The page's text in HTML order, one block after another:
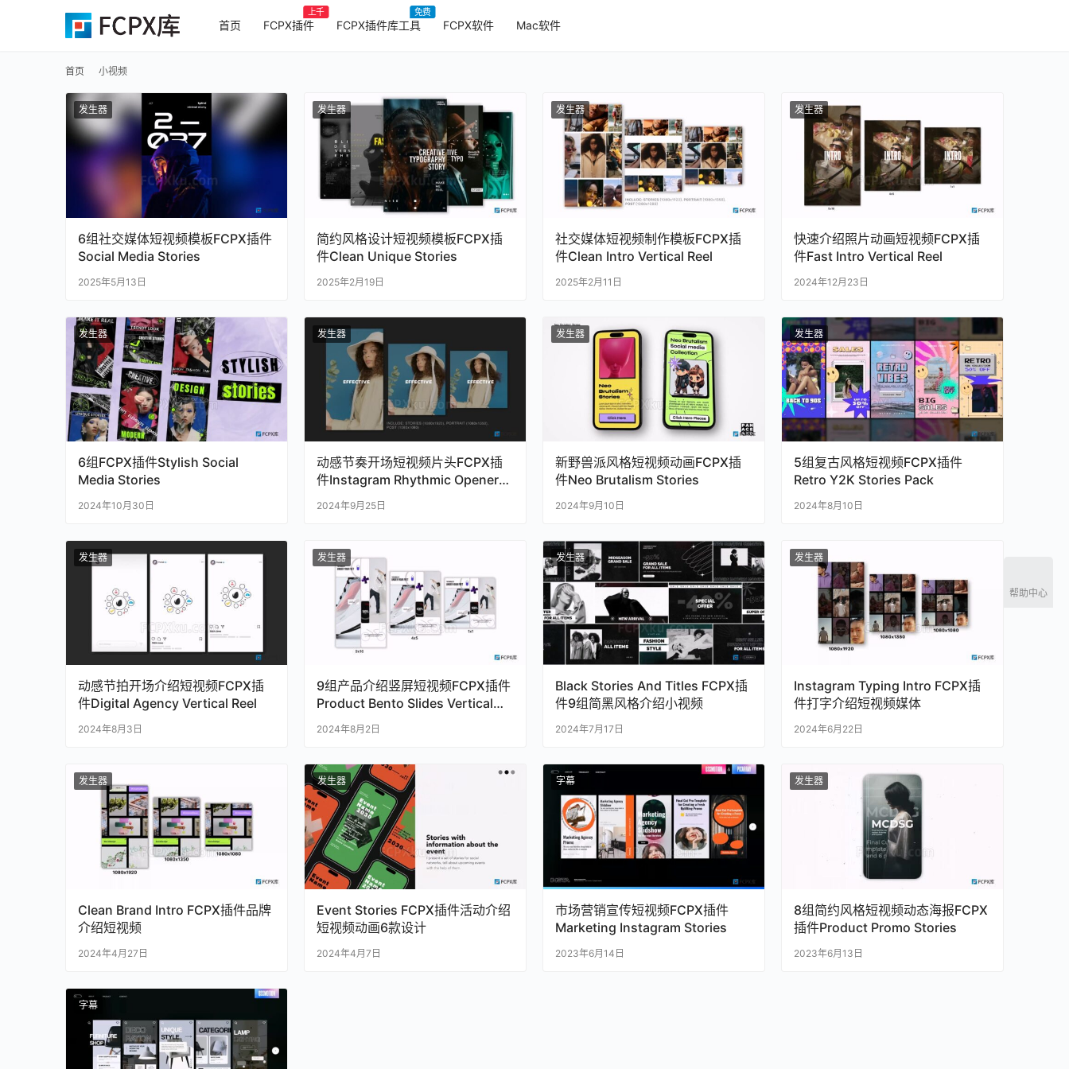
首页 FCPX插件
上千
FCPX插件库工具
免费
FCPX软件 Mac软件
首页 小视频
发生器
6组社交媒体短视频模板FCPX插件
Social Media Stories
2025年5月13日
发生器
简约风格设计短视频模板FCPX插
件Clean Unique Stories
2025年2月19日
发生器
社交媒体短视频制作模板FCPX插
件Clean Intro Vertical Reel
2025年2月11日
发生器
快速介绍照片动画短视频FCPX插
件Fast Intro Vertical Reel
2024年12月23日
发生器
6组FCPX插件Stylish Social
Media Stories
2024年10月30日
发生器
动感节奏开场短视频片头FCPX插
件Instagram Rhythmic Opener
2024年9月25日
发生器
新野兽派风格短视频动画FCPX插
件Neo Brutalism Stories
2024年9月10日
发生器
5组复古风格短视频FCPX插件
Retro Y2K Stories Pack
2024年8月10日
发生器
动感节拍开场介绍短视频FCPX插
件Digital Agency Vertical Reel
2024年8月3日
发生器
9组产品介绍竖屏短视频FCPX插件
Product Bento Slides Vertical
2024年8月2日
发生器
Black Stories And Titles FCPX插
件9组简黑风格介绍小视频
2024年7月17日
发生器
Instagram Typing Intro FCPX插
件打字介绍短视频媒体
2024年6月22日
发生器
Clean Brand Intro FCPX插件品牌
介绍短视频
2024年4月27日
发生器
Event Stories FCPX插件活动介绍
短视频动画6款设计
2024年4月7日
字幕
市场营销宣传短视频FCPX插件
Marketing Instagram Stories
2023年6月14日
发生器
8组简约风格短视频动态海报FCPX
插件Product Promo Stories
2023年6月13日
字幕
帮助中心